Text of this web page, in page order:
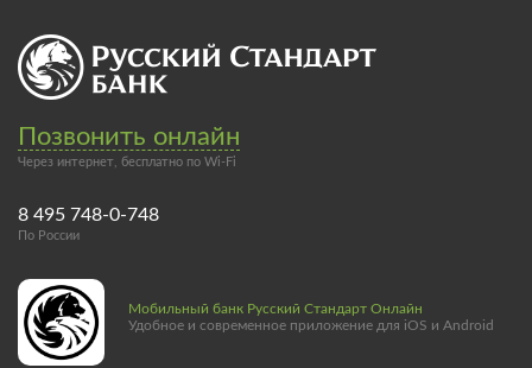
Позвонить онлайн
Через интернет, бесплатно по Wi-Fi
8 495 748-0-748
По России
Мобильный банк Русский Стандарт Онлайн
Удобное и современное приложение для iOS и Android